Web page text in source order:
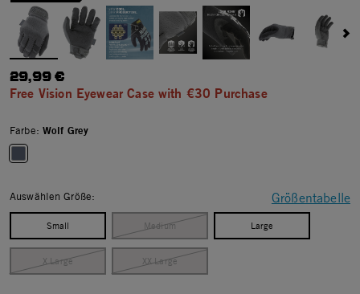
29,99 €
Free Vision Eyewear Case with €30 Purchase
Farbe: Wolf Grey
Größentabelle
Auswählen Größe:
Small Medium Large
X Large XX Large